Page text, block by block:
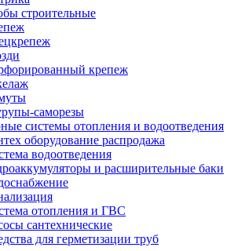
строительные
крепеж
саморезы
системы отопления и водоотведения
оборудование распродажа
водоотведения
и расширительные баки
отопления и ГВС
сантехнические
для герметизации труб